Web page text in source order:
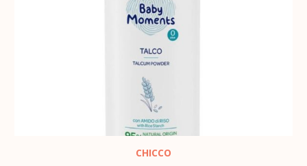
CHICCO